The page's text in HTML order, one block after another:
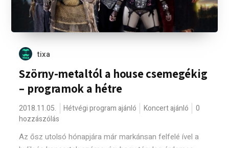
tixa
Szörny-metaltól a house csemegékig
– programok a hétre
2018.11.05. Hétvégi program ajánló Koncert ajánló
0
hozzászólás
Az ősz utolsó hónapjára már markánsan felfelé ível a